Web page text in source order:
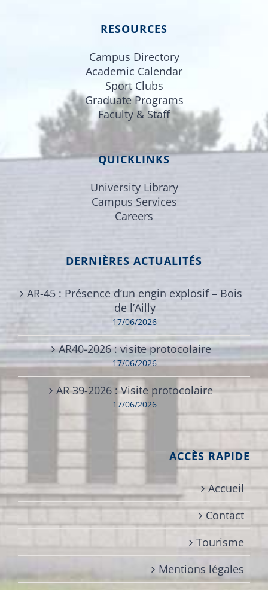
RESOURCES
Campus Directory
Academic Calendar
Sport Clubs
Graduate Programs
Faculty & Staff
QUICKLINKS
University Library
Campus Services
Careers
DERNIÈRES ACTUALITÉS
AR-45 : Présence d’un engin explosif – Bois
de l’Ailly
17/06/2026
AR40-2026 : visite protocolaire
17/06/2026
AR 39-2026 : Visite protocolaire
17/06/2026
ACCÈS RAPIDE
Accueil
Contact
Tourisme
Mentions légales